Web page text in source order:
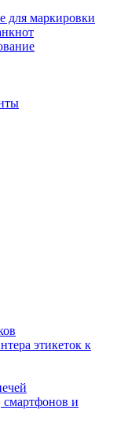
для маркировки
этикеток к
и